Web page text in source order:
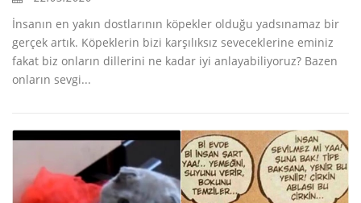
İnsanın en yakın dostlarının köpekler olduğu yadsınamaz bir
gerçek artık. Köpeklerin bizi karşılıksız seveceklerine eminiz
fakat biz onların dillerini ne kadar iyi anlayabiliyoruz? Bazen
onların sevgi...